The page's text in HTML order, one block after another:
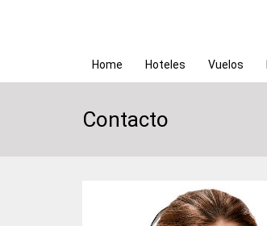
Home Hoteles Vuelos
Contacto